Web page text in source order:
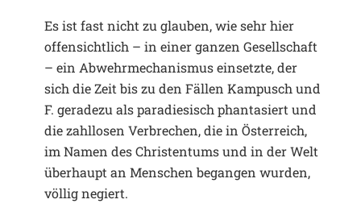
Es ist fast nicht zu glauben, wie sehr hier
offensichtlich – in einer ganzen Gesellschaft
– ein Abwehrmechanismus einsetzte, der
sich die Zeit bis zu den Fällen Kampusch und
F. geradezu als paradiesisch phantasiert und
die zahllosen Verbrechen, die in Österreich,
im Namen des Christentums und in der Welt
überhaupt an Menschen begangen wurden,
völlig negiert.